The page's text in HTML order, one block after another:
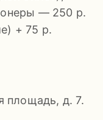
— 250 р.
+ 75 р.
площадь, д. 7.